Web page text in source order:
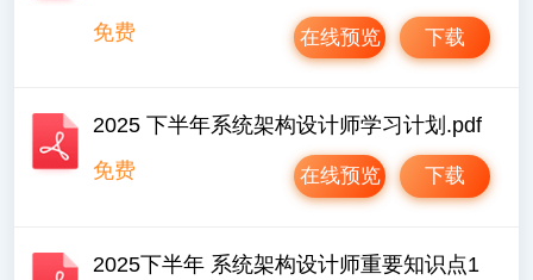
免费
下载
在线预览
2025 下半年系统架构设计师学习计划.pdf
免费
下载
在线预览
2025下半年 系统架构设计师重要知识点1